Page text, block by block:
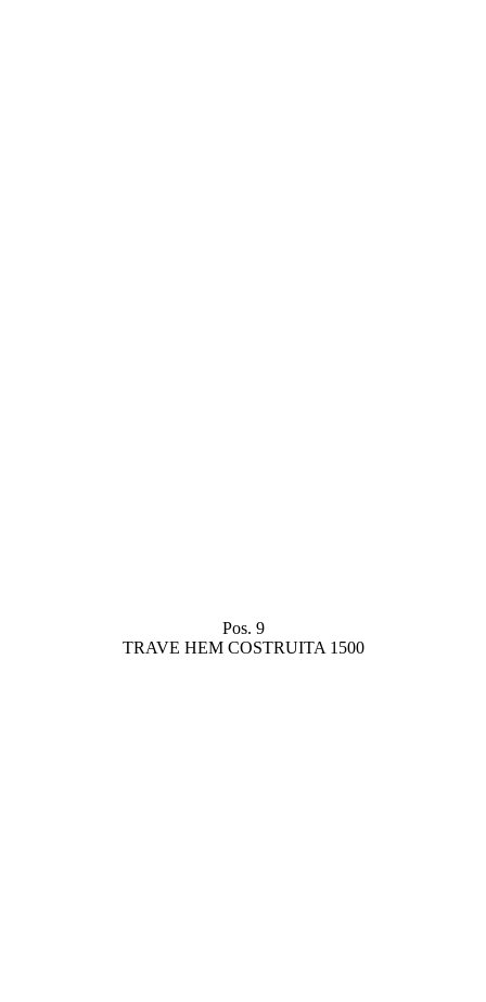
Pos. 9
TRAVE HEM COSTRUITA 1500